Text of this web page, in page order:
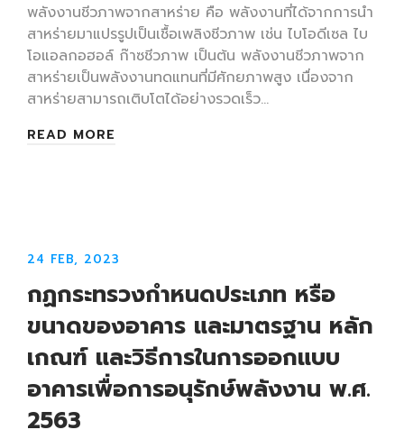
พลังงานชีวภาพจากสาหร่าย คือ พลังงานที่ได้จากการนำ
สาหร่ายมาแปรรูปเป็นเชื้อเพลิงชีวภาพ เช่น ไบโอดีเซล ไบ
โอแอลกอฮอล์ ก๊าซชีวภาพ เป็นต้น พลังงานชีวภาพจาก
สาหร่ายเป็นพลังงานทดแทนที่มีศักยภาพสูง เนื่องจาก
สาหร่ายสามารถเติบโตได้อย่างรวดเร็ว…
READ MORE
24 FEB, 2023
กฏกระทรวงกำหนดประเภท หรือ
ขนาดของอาคาร และมาตรฐาน หลัก
เกณฑ์ และวิธีการในการออกแบบ
อาคารเพื่อการอนุรักษ์พลังงาน พ.ศ.
2563